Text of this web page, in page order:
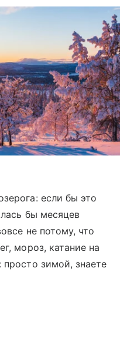
если бы это
бы месяцев
не потому, что
мороз, катание на
зимой, знаете